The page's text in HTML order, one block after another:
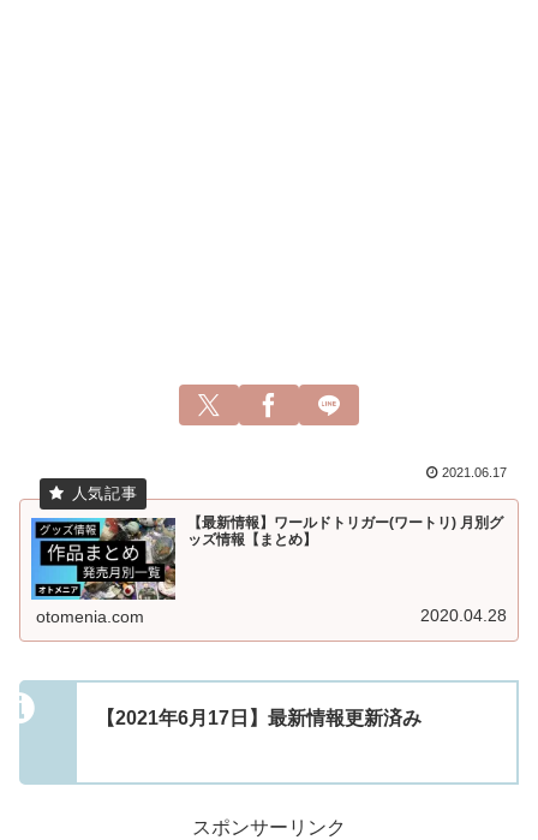
2021.06.17
【最新情報】ワールドトリガー(ワートリ) 月別グ
ッズ情報【まとめ】
otomenia.com 2020.04.28
【2021年6月17日】最新情報更新済み
スポンサーリンク